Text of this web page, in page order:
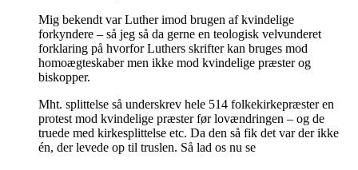
Mig bekendt var Luther imod brugen af kvindelige
forkyndere – så jeg så da gerne en teologisk velvunderet
forklaring på hvorfor Luthers skrifter kan bruges mod
homoægteskaber men ikke mod kvindelige præster og
biskopper.
Mht. splittelse så underskrev hele 514 folkekirkepræster en
protest mod kvindelige præster før lovændringen – og de
truede med kirkesplittelse etc. Da den så fik det var der ikke
én, der levede op til truslen. Så lad os nu se